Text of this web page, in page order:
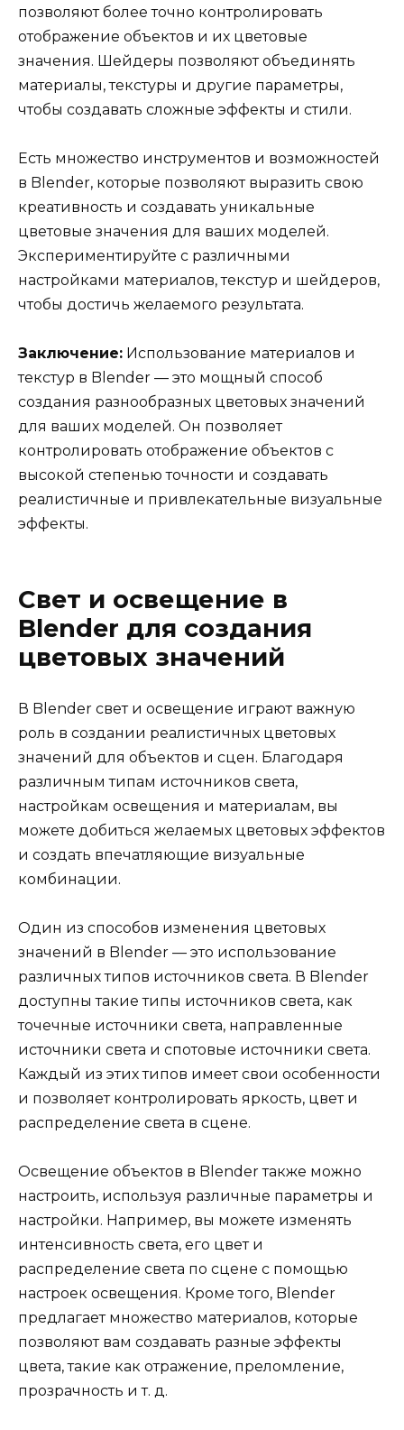
позволяют более точно контролировать
отображение объектов и их цветовые
значения. Шейдеры позволяют объединять
материалы, текстуры и другие параметры,
чтобы создавать сложные эффекты и стили.
Есть множество инструментов и возможностей
в Blender, которые позволяют выразить свою
креативность и создавать уникальные
цветовые значения для ваших моделей.
Экспериментируйте с различными
настройками материалов, текстур и шейдеров,
чтобы достичь желаемого результата.
Заключение: Использование материалов и
текстур в Blender — это мощный способ
создания разнообразных цветовых значений
для ваших моделей. Он позволяет
контролировать отображение объектов с
высокой степенью точности и создавать
реалистичные и привлекательные визуальные
эффекты.
Свет и освещение в
Blender для создания
цветовых значений
В Blender свет и освещение играют важную
роль в создании реалистичных цветовых
значений для объектов и сцен. Благодаря
различным типам источников света,
настройкам освещения и материалам, вы
можете добиться желаемых цветовых эффектов
и создать впечатляющие визуальные
комбинации.
Один из способов изменения цветовых
значений в Blender — это использование
различных типов источников света. В Blender
доступны такие типы источников света, как
точечные источники света, направленные
источники света и спотовые источники света.
Каждый из этих типов имеет свои особенности
и позволяет контролировать яркость, цвет и
распределение света в сцене.
Освещение объектов в Blender также можно
настроить, используя различные параметры и
настройки. Например, вы можете изменять
интенсивность света, его цвет и
распределение света по сцене с помощью
настроек освещения. Кроме того, Blender
предлагает множество материалов, которые
позволяют вам создавать разные эффекты
цвета, такие как отражение, преломление,
прозрачность и т. д.